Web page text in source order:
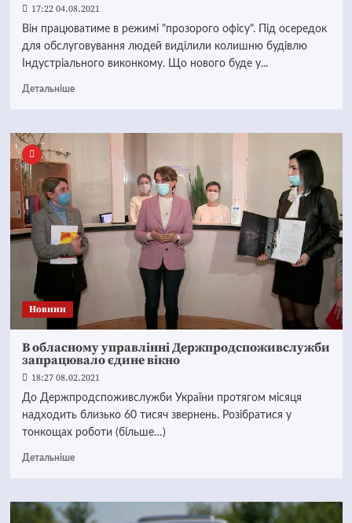
17:22 04.08.2021
Він працюватиме в режимі "прозорого офісу". Під осередок
для обслуговування людей виділили колишню будівлю
Індустріального виконкому. Що нового буде у...
Детальніше
Новини
В обласному управлінні Держпродспоживслужби
запрацювало єдине вікно
18:27 08.02.2021
До Держпродспоживслужби України протягом місяця
надходить близько 60 тисяч звернень. Розібратися у
тонкощах роботи (більше…)
Детальніше